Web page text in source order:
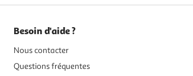
Besoin d'aide ?
Nous contacter
Questions fréquentes